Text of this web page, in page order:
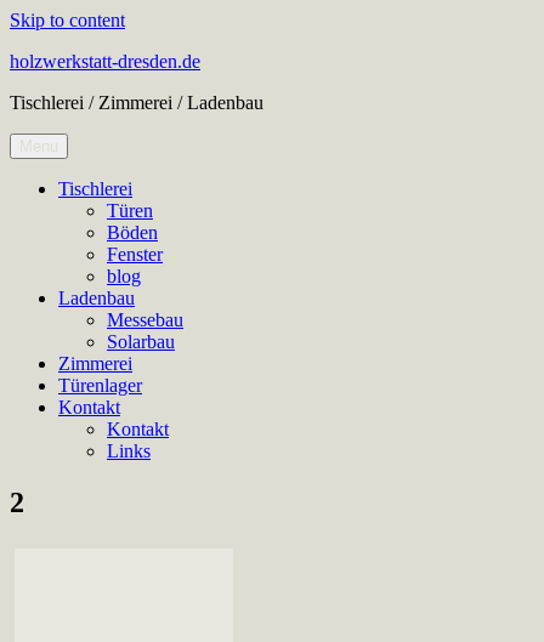
Skip to content
holzwerkstatt-dresden.de
Tischlerei / Zimmerei / Ladenbau
Menu
Tischlerei
Türen
Böden
Fenster
blog
Ladenbau
Messebau
Solarbau
Zimmerei
Türenlager
Kontakt
Kontakt
Links
2